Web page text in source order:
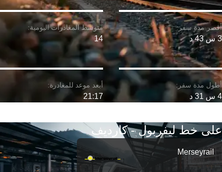
3 س 43 د
4 س 31 د
14
21:17
على خط ليفربول - كارديف
Merseyrail